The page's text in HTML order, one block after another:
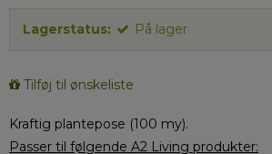
Lagerstatus: På lager
Tilføj til ønskeliste
Kraftig plantepose (100 my).
Passer til følgende A2 Living produkter: